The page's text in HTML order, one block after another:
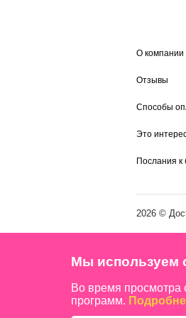
О компании
Отзывы
Способы
Это
Послания к
2026 ©
Мы используем
Во время просмотра
программ.